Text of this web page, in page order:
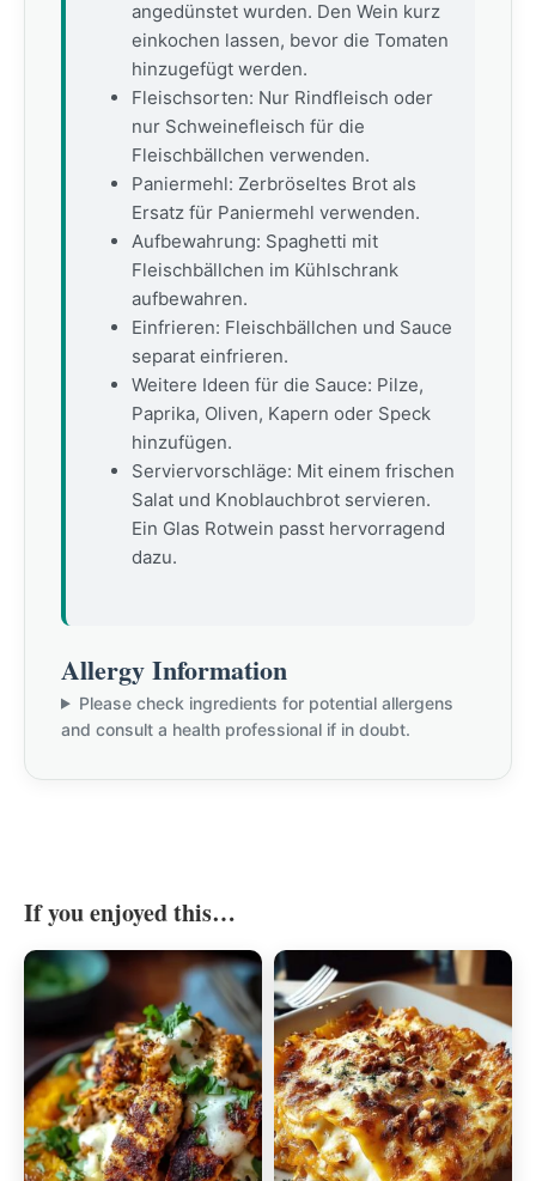
angedünstet wurden. Den Wein kurz
einkochen lassen, bevor die Tomaten
hinzugefügt werden.
Fleischsorten: Nur Rindfleisch oder
nur Schweinefleisch für die
Fleischbällchen verwenden.
Paniermehl: Zerbröseltes Brot als
Ersatz für Paniermehl verwenden.
Aufbewahrung: Spaghetti mit
Fleischbällchen im Kühlschrank
aufbewahren.
Einfrieren: Fleischbällchen und Sauce
separat einfrieren.
Weitere Ideen für die Sauce: Pilze,
Paprika, Oliven, Kapern oder Speck
hinzufügen.
Serviervorschläge: Mit einem frischen
Salat und Knoblauchbrot servieren.
Ein Glas Rotwein passt hervorragend
dazu.
Allergy Information
Please check ingredients for potential allergens
and consult a health professional if in doubt.
If you enjoyed this…